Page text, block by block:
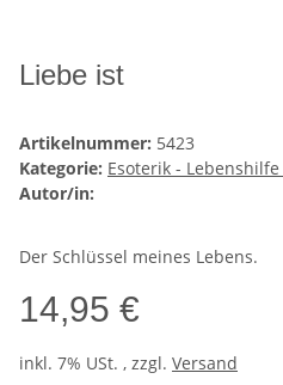
Liebe ist
Artikelnummer: 5423
Kategorie: Esoterik -
Autor/in:
Der Schlüssel meines Lebens.
14,95 €
inkl. 7% USt. , zzgl. Versand